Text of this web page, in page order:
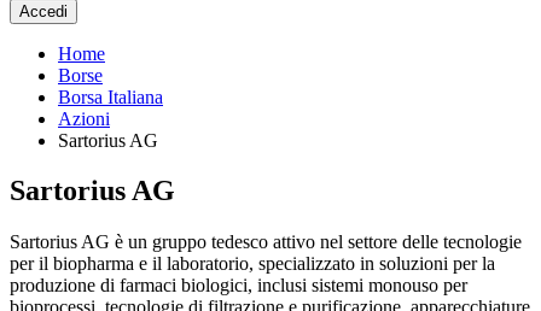
Accedi
Home
Borse
Borsa Italiana
Azioni
Sartorius AG
Sartorius AG
Sartorius AG è un gruppo tedesco attivo nel settore delle tecnologie
per il biopharma e il laboratorio, specializzato in soluzioni per la
produzione di farmaci biologici, inclusi sistemi monouso per